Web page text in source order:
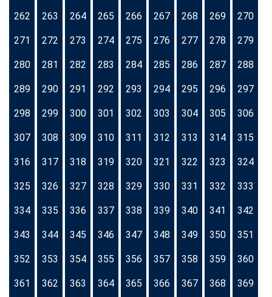
262 263 264 265 266 267 268 269 270
271 272 273 274 275 276 277 278 279
280 281 282 283 284 285 286 287 288
289 290 291 292 293 294 295 296 297
298 299 300 301 302 303 304 305 306
307 308 309 310 311 312 313 314 315
316 317 318 319 320 321 322 323 324
325 326 327 328 329 330 331 332 333
334 335 336 337 338 339 340 341 342
343 344 345 346 347 348 349 350 351
352 353 354 355 356 357 358 359 360
361 362 363 364 365 366 367 368 369